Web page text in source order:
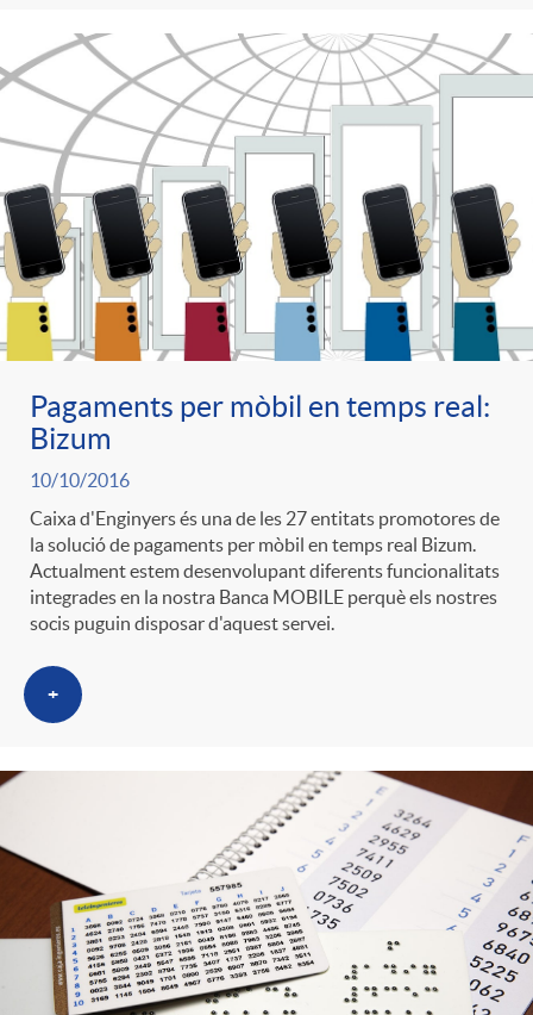
Pagaments per mòbil en temps real:
Bizum
10/10/2016
Caixa d'Enginyers és una de les 27 entitats promotores de
la solució de pagaments per mòbil en temps real Bizum.
Actualment estem desenvolupant diferents funcionalitats
integrades en la nostra Banca MOBILE perquè els nostres
socis puguin disposar d'aquest servei.
+